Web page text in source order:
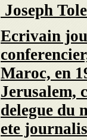
Joseph
Ecrivain
Maroc, en
Jerusalem,
delegue du
ete